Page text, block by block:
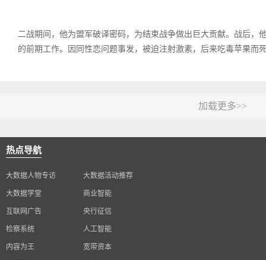
二战期间，他为盟军破译密码，为结束战争做出巨大贡献。战后，
的前期工作。因同性恋问题事发，被迫注射激素，后来吃毒苹果而
加载更多>>
热点导航
大数据人物专访 大数据活动推荐
大数据学堂 商业智能
互联网广告 央行征信
检察系统 人工智能
内容为王 宽带资本